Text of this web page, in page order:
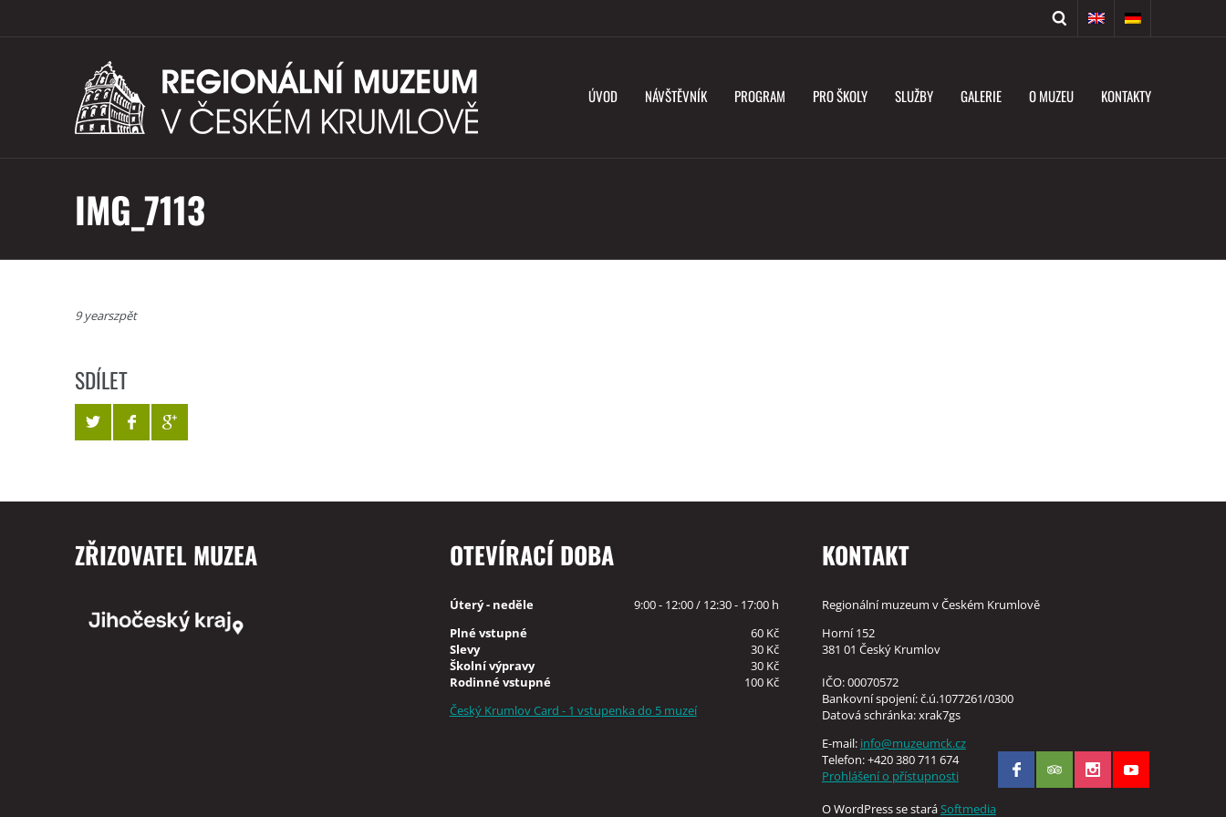
ÚVOD NÁVŠTĚVNÍK PROGRAM PRO ŠKOLY SLUŽBY GALERIE O MUZEU KONTAKTY
IMG_7113
9 yearszpět
SDÍLET
ZŘIZOVATEL MUZEA OTEVÍRACÍ DOBA
Úterý - neděle
9:00 - 12:00 / 12:30 - 17:00 h
Plné vstupné
60 Kč
Slevy
30 Kč
Školní výpravy
30 Kč
Rodinné vstupné
100 Kč
Český Krumlov Card - 1 vstupenka do 5 muzeí
KONTAKT
Regionální muzeum v Českém Krumlově
Horní 152
381 01 Český Krumlov
IČO: 00070572
Bankovní spojení: č.ú.1077261/0300
Datová schránka: xrak7gs
E-mail: info@muzeumck.cz
Telefon: +420 380 711 674
Prohlášení o přístupnosti
O WordPress se staráSoftmedia